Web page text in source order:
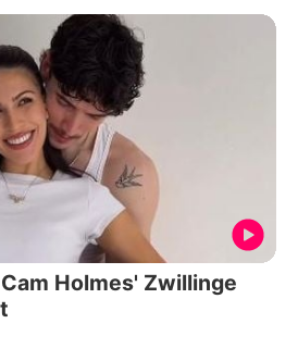
Holmes' Zwillinge